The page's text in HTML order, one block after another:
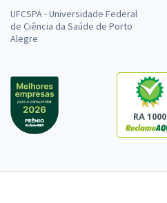
UFCSPA - Universidade Federal
de Ciência da Saúde de Porto
Alegre
RA 1000